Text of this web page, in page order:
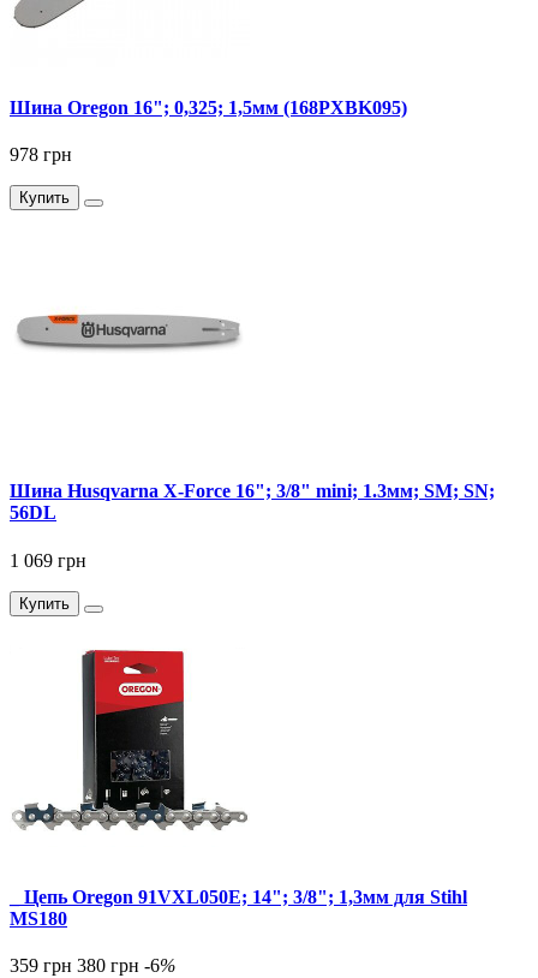
Шина Oregon 16"; 0,325; 1,5мм (168PXBK095)
978 грн
Купить
Шина Husqvarna X-Force 16"; 3/8" mini; 1.3мм; SM; SN;
56DL
1 069 грн
Купить
_ Цепь Oregon 91VXL050E; 14"; 3/8"; 1,3мм для Stihl
MS180
359 грн 380 грн -6%